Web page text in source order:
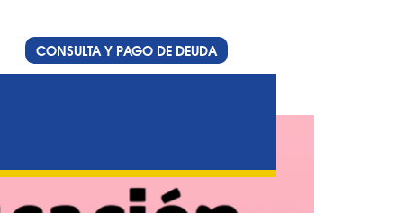
CONSULTA Y PAGO DE DEUDA